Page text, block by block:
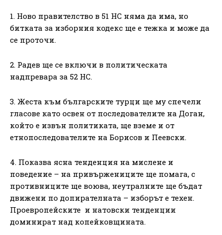
1. Ново правителство в 51 НС няма да има, но
битката за изборния кодекс ще е тежка и може да
се проточи.
2. Радев ще се включи в политическата
надпревара за 52 НС.
3. Жеста към българските турци ще му спечели
гласове като освен от последователите на Доган,
който е извън политиката, ще вземе и от
етнопоследователите на Борисов и Пеевски.
4. Показва ясна тенденция на мислене и
поведение – на привържениците ще помага, с
противниците ще воюва, неутралните ще бъдат
движени по допирателната – изборът е техен.
Проевропейските и натовски тенденции
доминират над копейковщината.